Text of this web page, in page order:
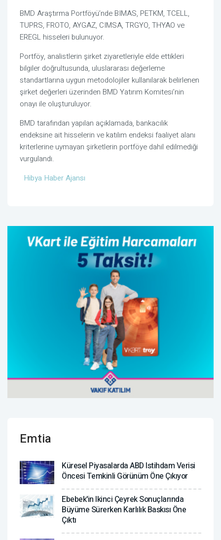
BMD Araştırma Portföyü’nde BIMAS, PETKM, TCELL,
TUPRS, FROTO, AYGAZ, CIMSA, TRGYO, THYAO ve
EREGL hisseleri bulunuyor.
Portföy, analistlerin şirket ziyaretleriyle elde ettikleri
bilgiler doğrultusunda, uluslararası değerleme
standartlarına uygun metodolojiler kullanılarak belirlenen
şirket değerleri üzerinden BMD Yatırım Komitesi’nin
onayı ile oluşturuluyor.
BMD tarafından yapılan açıklamada, bankacılık
endeksine ait hisselerin ve katılım endeksi faaliyet alanı
kriterlerine uymayan şirketlerin portföye dahil edilmediği
vurgulandı.
Hibya Haber Ajansı
Emtia
Küresel Piyasalarda ABD Istihdam Verisi
Öncesi Temkinli Görünüm Öne Çıkıyor
Ebebek'in Ikinci Çeyrek Sonuçlarında
Büyüme Sürerken Karlılık Baskısı Öne
Çıktı